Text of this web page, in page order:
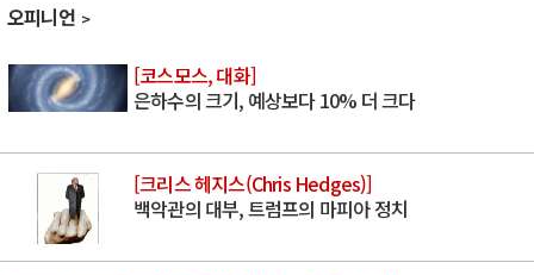
오피니언
[코스모스, 대화]
은하수의 크기, 예상보다 10% 더 크다
[크리스 헤지스(Chris Hedges)]
백악관의 대부, 트럼프의 마피아 정치